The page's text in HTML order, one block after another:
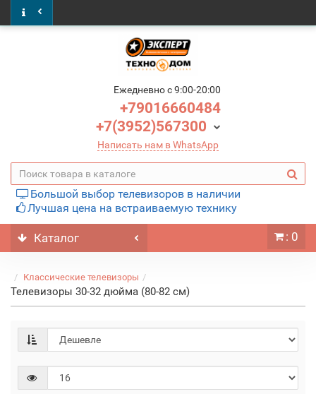
Ежедневно c 9:00-20:00
+79016660484
+7(3952)567300
Написать нам в WhatsApp
Большой выбор телевизоров в наличии
Лучшая цена на встраиваемую технику
Каталог : 0
Классические телевизоры
Телевизоры 30-32 дюйма (80-82 см)